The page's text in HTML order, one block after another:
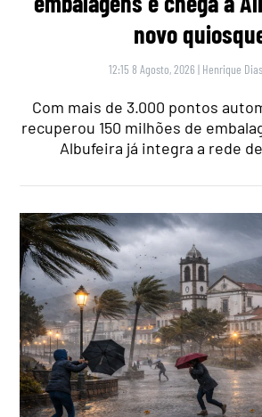
novo
12:15 8 Agosto, 2026 | Henrique
Com mais de 3.000 pontos
recuperou 150 milhões de
Albufeira já integra a rede